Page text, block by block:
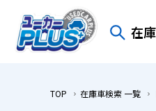
在
TOP 在庫車検索 一覧